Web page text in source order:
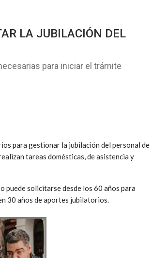
LA JUBILACIÓN DEL
para iniciar el trámite
para gestionar la jubilación del personal de
tareas domésticas, de asistencia y
puede solicitarse desde los 60 años para
30 años de aportes jubilatorios.